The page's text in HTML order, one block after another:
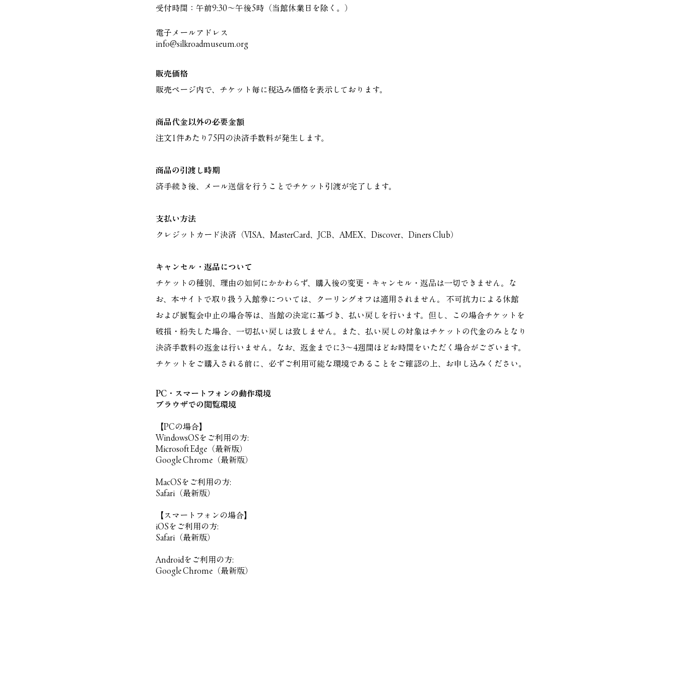
受付時間：午前9:30～午後5時（当館休業日を除く。）
電子メールアドレス
info@silkroadmuseum.org
販売価格
販売ページ内で、チケット毎に税込み価格を表示しております。
商品代金以外の必要金額
注文1件あたり75円の決済手数料が発生します。
商品の引渡し時期
済手続き後、メール送信を行うことでチケット引渡が完了します。
支払い方法
クレジットカード決済（VISA、MasterCard、JCB、AMEX、Discover、Diners Club）
キャンセル・返品 について
チケットの種別、理由の如何にかかわらず、購入後の変更・キャンセル・返品は一切できません。な
お、本サイトで取り扱う入館券については、クーリングオフは適用されません。 不可抗力による休館
および展覧会中止の場合等は、当館の決定に基づき、払い戻しを行います。但し、この場合チケットを
破損・紛失した場合、一切払い戻しは致しません。また、払い戻しの対象はチケットの代金のみとなり
決済手数料の返金は行いません。なお、返金までに3～4週間ほどお時間をいただく場合がございます。
チケットをご購入される前に、必ずご利用可能な環境であることをご確認の上、お申し込みください。
PC・スマートフォンの動作環境
ブラウザでの閲覧環境
【PCの場合】
WindowsOSをご利用の方:
Microsoft Edge（最新版）
Google Chrome（最新版）
MacOSをご利用の方:
Safari（最新版）
【スマートフォンの場合】
iOSをご利用の方:
Safari（最新版）
Androidをご利用の方:
Google Chrome（最新版）